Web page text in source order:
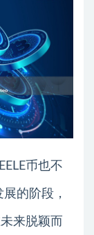
币也不
的阶段，
来脱颖而